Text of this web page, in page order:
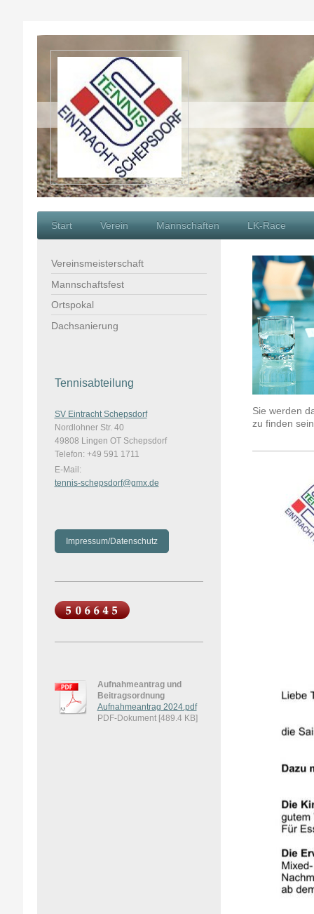
Start Verein Mannschaften LK-Race
Sie werden
zu finden
Vereinsmeisterschaft
Mannschaftsfest
Ortspokal
Dachsanierung
Tennisabteilung
SV Eintracht Schepsdorf
Nordlohner Str. 40
49808 Lingen OT Schepsdorf
Telefon: +49 591 1711
E-Mail:
tennis-schepsdorf@gmx.de
Impressum/Datenschutz
Aufnahmeantrag und
Beitragsordnung
Aufnahmeantrag 2024.pdf
PDF-Dokument [489.4 KB]